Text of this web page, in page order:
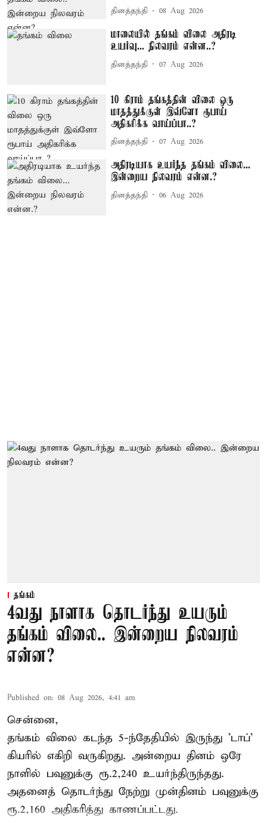
தினத்தந்தி 08 Aug 2026
மாலையில் தங்கம் விலை அதிரடி
உயர்வு... நிலவரம் என்ன..?
தினத்தந்தி 07 Aug 2026
10 கிராம் தங்கத்தின் விலை ஒரு
மாதத்துக்குள் இவ்ளோ ரூபாய்
அதிகரிக்க வாய்ப்பா..?
தினத்தந்தி 07 Aug 2026
அதிரடியாக உயர்ந்த தங்கம் விலை...
இன்றைய நிலவரம் என்ன.?
தினத்தந்தி 06 Aug 2026
தங்கம்
4வது நாளாக தொடர்ந்து உயரும்
தங்கம் விலை.. இன்றைய நிலவரம்
என்ன?
Published on: 08 Aug 2026, 4:41 am
சென்னை,
தங்கம் விலை கடந்த 5-ந்தேதியில் இருந்து 'டாப்'
கியரில் எகிறி வருகிறது. அன்றைய தினம் ஒரே
நாளில் பவுனுக்கு ரூ.2,240 உயர்ந்திருந்தது.
அதனைத் தொடர்ந்து நேற்று முன்தினம் பவுனுக்கு
ரூ.2,160 அதிகரித்து காணப்பட்டது.